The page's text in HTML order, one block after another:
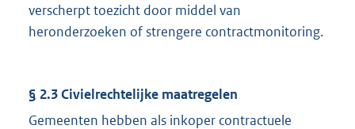
verscherpt toezicht door middel van
heronderzoeken of strengere contractmonitoring.
§ 2.3 Civielrechtelijke maatregelen
Gemeenten hebben als inkoper contractuele